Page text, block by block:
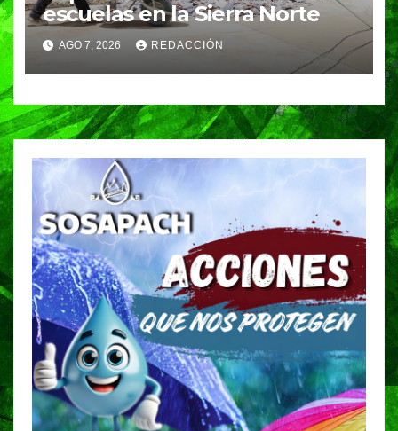
escuelas en la Sierra Norte
AGO 7, 2026 REDACCIÓN